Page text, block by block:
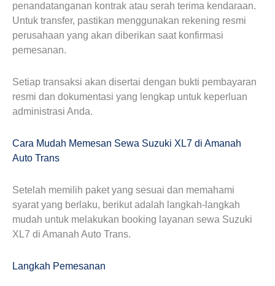
penandatanganan kontrak atau serah terima kendaraan.
Untuk transfer, pastikan menggunakan rekening resmi
perusahaan yang akan diberikan saat konfirmasi
pemesanan.
Setiap transaksi akan disertai dengan bukti pembayaran
resmi dan dokumentasi yang lengkap untuk keperluan
administrasi Anda.
Cara Mudah Memesan Sewa Suzuki XL7 di Amanah
Auto Trans
Setelah memilih paket yang sesuai dan memahami
syarat yang berlaku, berikut adalah langkah-langkah
mudah untuk melakukan booking layanan sewa Suzuki
XL7 di Amanah Auto Trans.
Langkah Pemesanan